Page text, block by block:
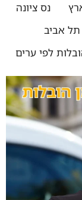
נס ציונה
תל אביב
לפי ערים